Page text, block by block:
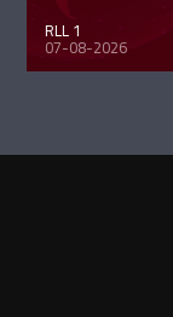
RLL 1
07-08-2026